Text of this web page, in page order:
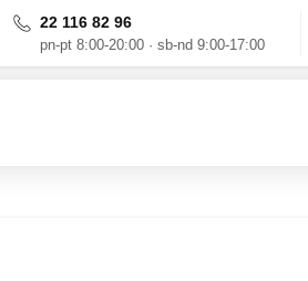
22 116 82 96
pn-pt 8:00-20:00 · sb-nd 9:00-17:00